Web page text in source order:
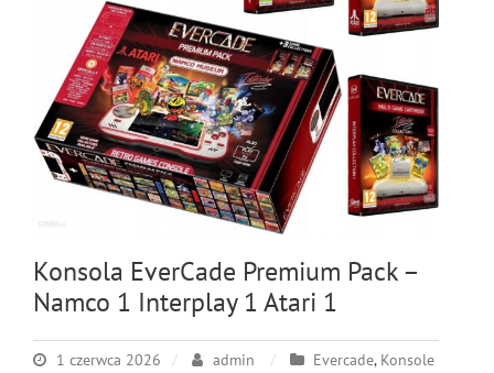
Konsola EverCade Premium Pack –
Namco 1 Interplay 1 Atari 1
1 czerwca 2026 admin Evercade, Konsole